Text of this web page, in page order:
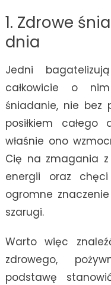
1. Zdrowe
dnia
Jedni
całkowicie o
śniadanie, nie bez
posiłkiem
właśnie ono
Cię na zmagania
energii oraz
ogromne
szarugi.
Warto więc
zdrowego,
podstawę